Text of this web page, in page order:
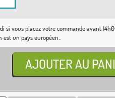
si vous placez votre commande avant
un pays européen..